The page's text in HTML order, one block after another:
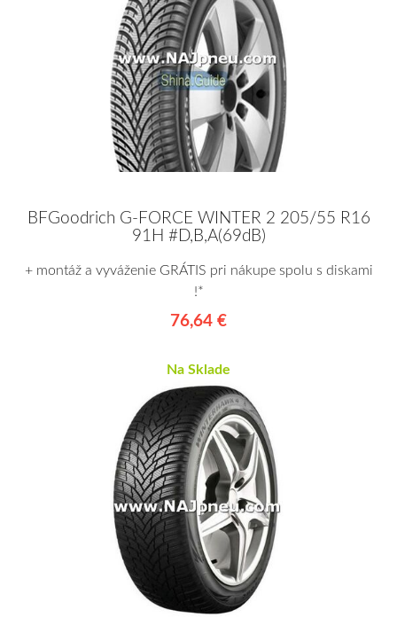
BFGoodrich G-FORCE WINTER 2 205/55 R16
91H #D,B,A(69dB)
+ montáž a vyváženie GRÁTIS pri nákupe spolu s diskami
!*
76,64 €
Na Sklade